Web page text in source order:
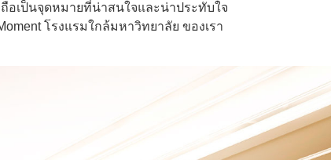
อเป็นจุดหมายที่น่าสนใจและน่าประทับใจ
โรงแรมใกล้มหาวิทยาลัย ของเรา